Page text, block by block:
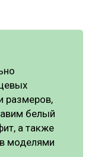
размеров,
белый
а также
моделями